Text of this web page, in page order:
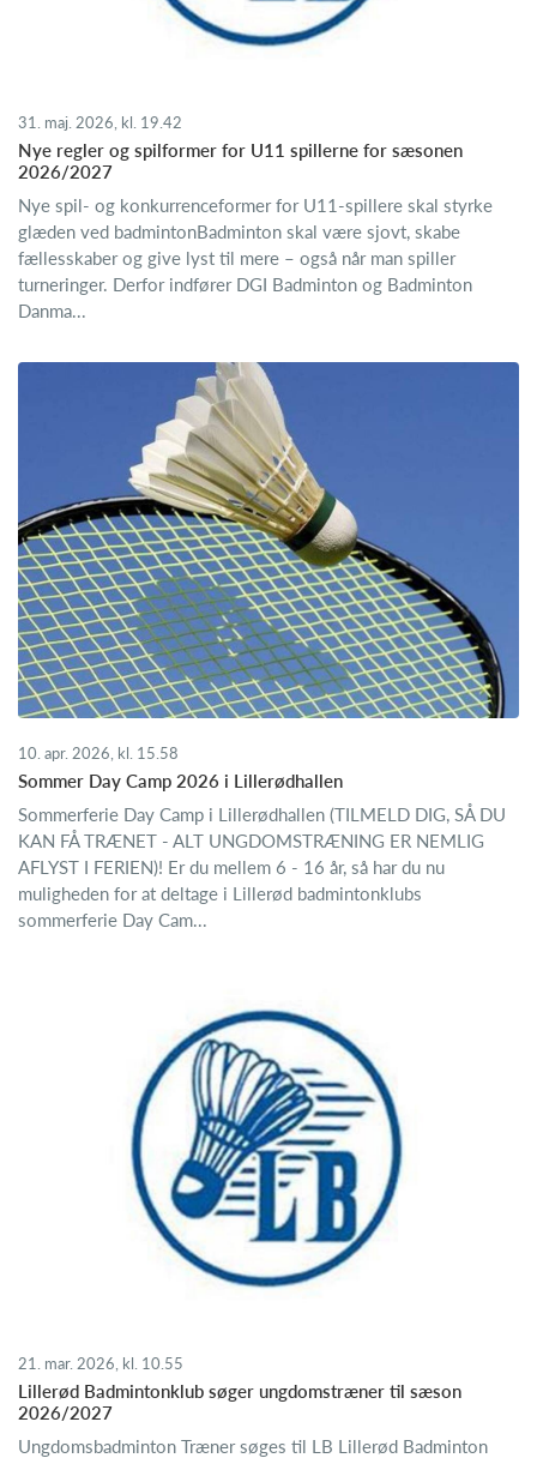
31. maj. 2026, kl. 19.42
Nye regler og spilformer for U11 spillerne for sæsonen
2026/2027
Nye spil- og konkurrenceformer for U11-spillere skal styrke
glæden ved badmintonBadminton skal være sjovt, skabe
fællesskaber og give lyst til mere – også når man spiller
turneringer. Derfor indfører DGI Badminton og Badminton
Danma...
10. apr. 2026, kl. 15.58
Sommer Day Camp 2026 i Lillerødhallen
Sommerferie Day Camp i Lillerødhallen (TILMELD DIG, SÅ DU
KAN FÅ TRÆNET - ALT UNGDOMSTRÆNING ER NEMLIG
AFLYST I FERIEN)! Er du mellem 6 - 16 år, så har du nu
muligheden for at deltage i Lillerød badmintonklubs
sommerferie Day Cam...
21. mar. 2026, kl. 10.55
Lillerød Badmintonklub søger ungdomstræner til sæson
2026/2027
Ungdomsbadminton Træner søges til LB Lillerød Badminton